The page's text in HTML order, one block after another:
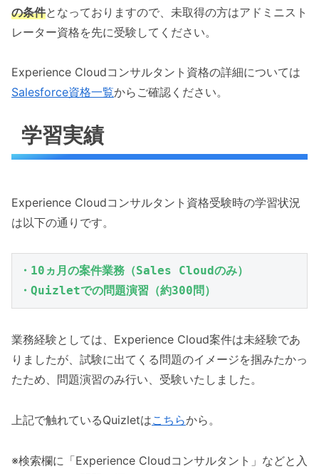
の条件となっておりますので、未取得の方はアドミニスト
レーター資格を先に受験してください。
Experience Cloudコンサルタント資格の詳細については
Salesforce資格一覧からご確認ください。
学習実績
Experience Cloudコンサルタント資格受験時の学習状況
は以下の通りです。
・10ヵ月の案件業務（Sales Cloudのみ）
・Quizletでの問題演習（約300問）
業務経験としては、Experience Cloud案件は未経験であ
りましたが、試験に出てくる問題のイメージを掴みたかっ
たため、問題演習のみ行い、受験いたしました。
上記で触れているQuizletはこちらから。
※検索欄に「Experience Cloudコンサルタント」などと入